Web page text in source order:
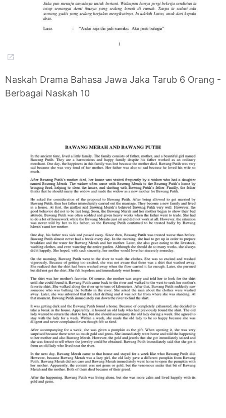
Naskah Drama Bahasa Jawa Jaka Tarub 6 Orang -
Berbagai Naskah 10